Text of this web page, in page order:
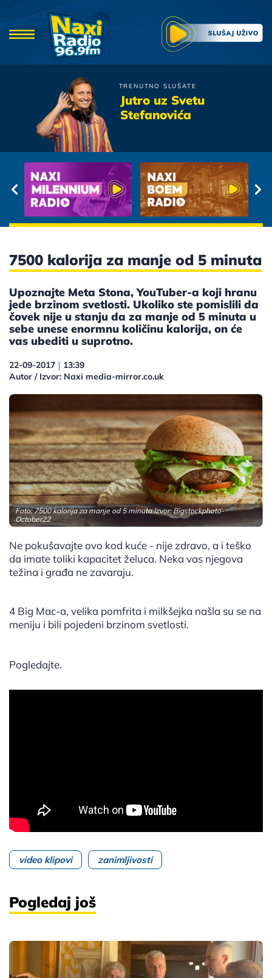
TRENUTNO SLUŠATE
Jutro uz Svetu
Stefanovića
Djavoli
Pricaj Mi O Ljubavi
7500 kalorija za manje od 5 minuta
Upoznajte Meta Stona, YouTuber-a koji hranu
jede brzinom svetlosti. Ukoliko ste pomislili da
čovek nije u stanju da za manje od 5 minuta u
sebe unese enormnu količinu kalorija, on će
vas ubediti u suprotno.
22-09-2017 | 13:39
Autor / Izvor: Naxi media-mirror.co.uk
Foto: 7500 kalorija za manje od 5 minuta Izvor:Bigstockphoto-
October22
Ne pokušavajte ovo kod kuće - nije zdravo, a i teško
da imate toliki kapacitet želuca. Neka vas njegova
težina i građa ne zavaraju.
4 Big Mac-a, velika pomfrita i milkšejka našla su se na
meniju i bili pojedeni brzinom svetlosti.
Pogledajte.
video klipovi zanimljivosti
Pogledaj još